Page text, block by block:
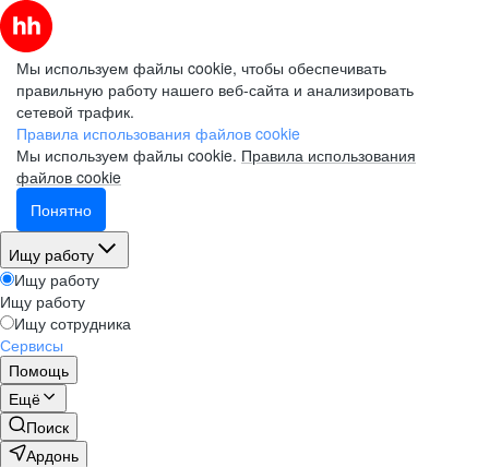
Мы используем файлы cookie, чтобы обеспечивать
правильную работу нашего веб-сайта и анализировать
сетевой трафик.
Правила использования файлов cookie
Мы используем файлы cookie. Правила использования
файлов cookie
Понятно
Ищу работу
Ищу работу
Ищу работу
Ищу сотрудника
Сервисы
Помощь
Ещё
Поиск
Ардонь